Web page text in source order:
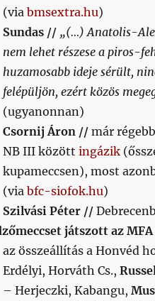
(via bmsextra.hu)
Sundas //„(…) Anatolis-
nem lehet részese a piros-
huzamosabb ideje sérült,
felépüljön, ezért közös
(ugyanonnan)
Csornij Áron //már
NB III között ingázik
kupameccsen), most
(via bfc-siofok.hu)
Szilvási Péter //
játszott az
az összeállítás a Honvéd
Erdélyi, Horváth Cs.,
– Herjeczki, Kabangu,